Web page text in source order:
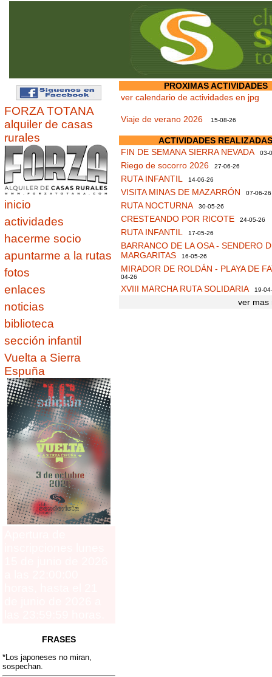
FORZA TOTANA
alquiler de casas
rurales
inicio
actividades
hacerme socio
apuntarme a la rutas
fotos
enlaces
noticias
biblioteca
sección infantil
Vuelta a Sierra
Espuña
FRASES
*Los japoneses no miran,
sospechan.
PROXIMAS ACTIVIDADES
ver calendario de actividades en jpg
Viaje de verano 2026 15-08-26
ACTIVIDADES REALIZADAS
FIN DE SEMANA SIERRA NEVADA 03-
Riego de socorro 2026 27-06-26
RUTA INFANTIL 14-06-26
VISITA MINAS DE MAZARRÓN 07-06-26
RUTA NOCTURNA 30-05-26
CRESTEANDO POR RICOTE 24-05-26
RUTA INFANTIL 17-05-26
BARRANCO DE LA OSA - SENDERO
MARGARITAS 16-05-26
MIRADOR DE ROLDÁN - PLAYA DE
04-26
XVIII MARCHA RUTA SOLIDARIA 19-
ver mas